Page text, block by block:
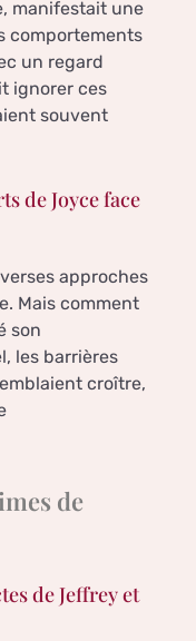
manifestait une
comportements
un regard
ignorer ces
souvent
de Joyce face
approches
Mais comment
son
les barrières
croître,
de
de Jeffrey et